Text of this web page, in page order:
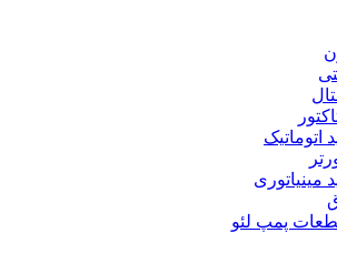
اتوماتیک
مینیاتوری
پمپ لئو